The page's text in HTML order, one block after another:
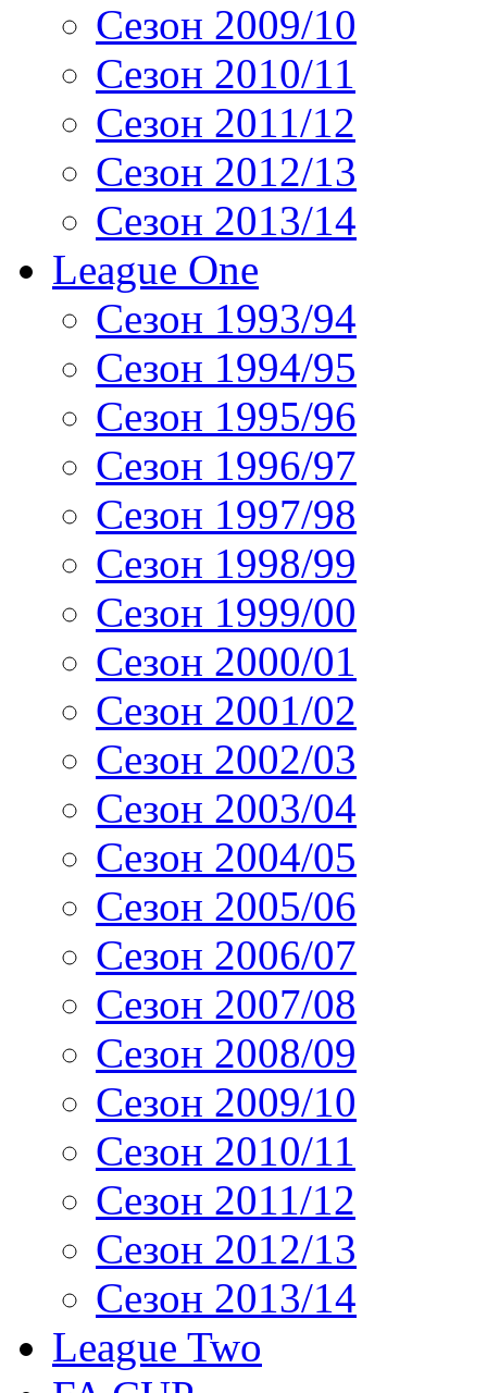
Сезон 2009/10
Сезон 2010/11
Сезон 2011/12
Сезон 2012/13
Сезон 2013/14
League One
Сезон 1993/94
Сезон 1994/95
Сезон 1995/96
Сезон 1996/97
Сезон 1997/98
Сезон 1998/99
Сезон 1999/00
Сезон 2000/01
Сезон 2001/02
Сезон 2002/03
Сезон 2003/04
Сезон 2004/05
Сезон 2005/06
Сезон 2006/07
Сезон 2007/08
Сезон 2008/09
Сезон 2009/10
Сезон 2010/11
Сезон 2011/12
Сезон 2012/13
Сезон 2013/14
League Two